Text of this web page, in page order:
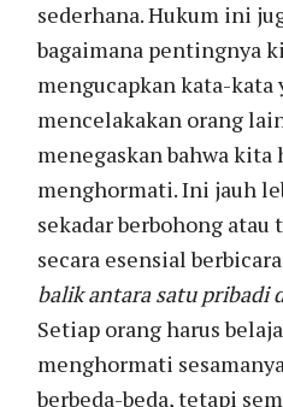
sederhana. Hukum ini
bagaimana pentingnya
mengucapkan kata-kata
mencelakakan orang
menegaskan bahwa kita
menghormati. Ini jauh
sekadar berbohong atau
secara esensial
balik antara satu pribadi
Setiap orang harus
menghormati
berbeda-beda, tetapi